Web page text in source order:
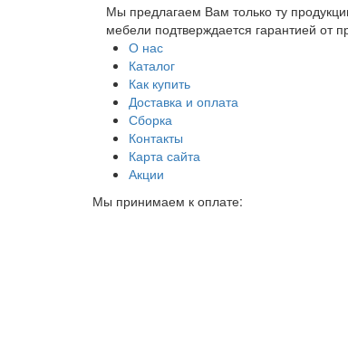
Мы предлагаем Вам только ту
мебели подтверждается гарантией от
О нас
Каталог
Как купить
Доставка и оплата
Сборка
Контакты
Карта сайта
Акции
Мы принимаем к оплате: